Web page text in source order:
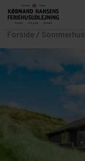
Forside /